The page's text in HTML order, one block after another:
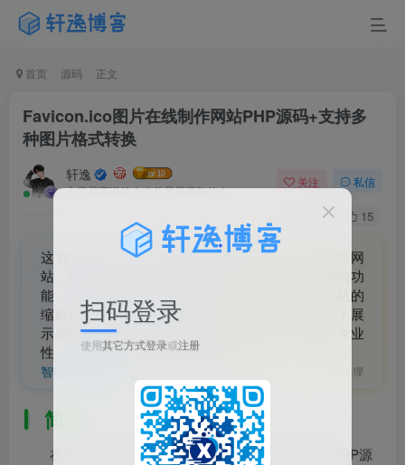
首页 源码 正文
Favicon.ico图片在线制作网站PHP源码+支持多
种图片格式转换
轩逸
心灵最高尚的人也总是最勇敢的人
关注 私信
48 15
智能总结摘要 AI助理
这篇文章介绍了一个在线制作Favicon.ico图片的网
站，提供了PHP源码以及支持多种图片格式转换的功
能。它解释了Favicon.ico的作用，它一般用作网站的
缩略标志，显示在浏览器的地址栏或标签上，用于展
示网站的logo。制作一个Favicon.ico对于网站的专业
性、美观性和个性化都是必不可少的。
简介:
在线ICO图标制作Favicon.ico图片在线制作网站PHP源
扫码登录
使用其它方式登录或注册